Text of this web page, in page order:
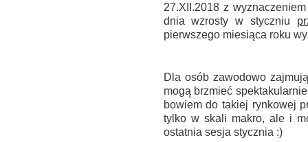
27.XII.2018 z
dnia wzrosty w styczniu
pierwszego miesiąca roku
Dla osób zawodowo
mogą brzmieć
bowiem do takiej rynkowej
tylko w skali makro, ale i
ostatnia sesja stycznia :)